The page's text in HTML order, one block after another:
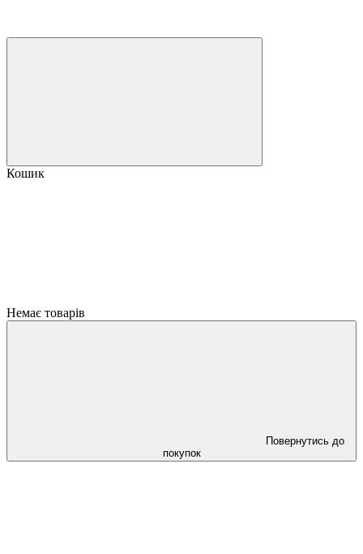
Кошик
Немає товарів
Повернутись до
покупок